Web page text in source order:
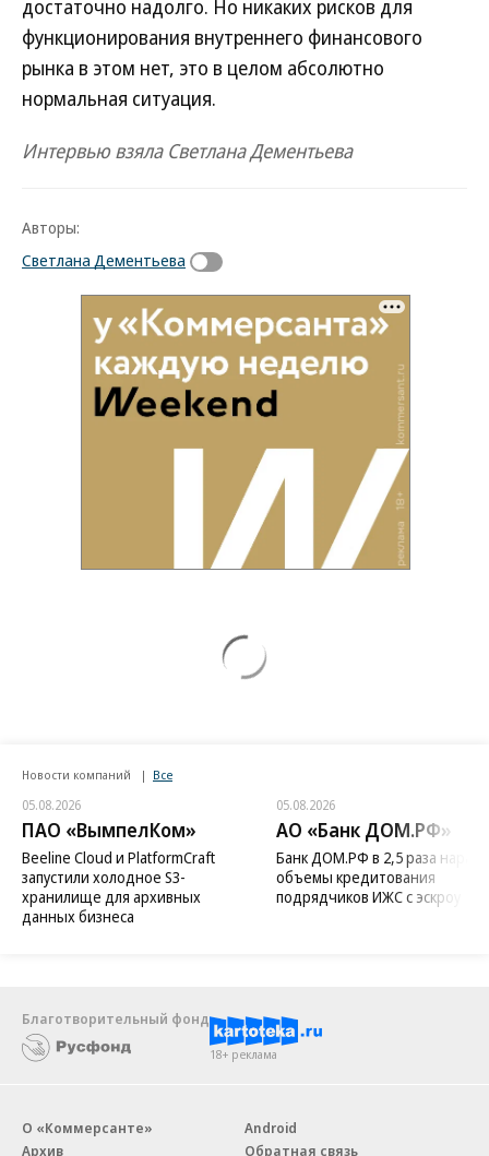
достаточно надолго. Но никаких рисков для
функционирования внутреннего финансового
рынка в этом нет, это в целом абсолютно
нормальная ситуация.
Интервью взяла Светлана Дементьева
Авторы:
Светлана Дементьева
Новости компаний Все
05.08.2026
ПАО «ВымпелКом»
Beeline Cloud и PlatformCraft
запустили холодное S3-
хранилище для архивных
данных бизнеса
05.08.2026
АО «Банк ДОМ.РФ»
Банк ДОМ.РФ в 2,5 раза
объемы кредитования
подрядчиков ИЖС с эскроу
Благотворительный фонд
18+ реклама
О «Коммерсанте»
Архив
Android
Обратная связь